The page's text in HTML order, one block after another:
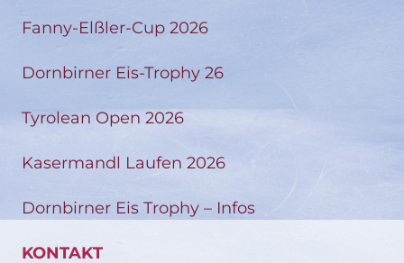
Fanny-Elßler-Cup 2026
Dornbirner Eis-Trophy 26
Tyrolean Open 2026
Kasermandl Laufen 2026
Dornbirner Eis Trophy – Infos
KONTAKT